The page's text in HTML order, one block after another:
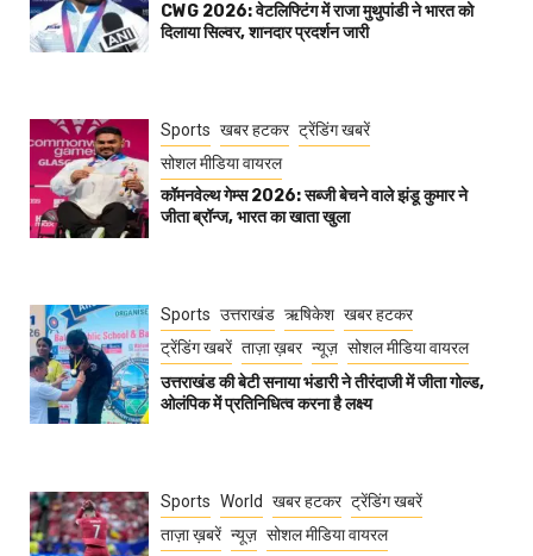
CWG 2026: वेटलिफ्टिंग में राजा मुथुपांडी ने भारत को
दिलाया सिल्वर, शानदार प्रदर्शन जारी
Sports खबर हटकर ट्रेंडिंग खबरें
सोशल मीडिया वायरल
कॉमनवेल्थ गेम्स 2026: सब्जी बेचने वाले झंडू कुमार ने
जीता ब्रॉन्ज, भारत का खाता खुला
Sports उत्तराखंड ऋषिकेश खबर हटकर
ट्रेंडिंग खबरें ताज़ा ख़बर न्यूज़ सोशल मीडिया वायरल
उत्तराखंड की बेटी सनाया भंडारी ने तीरंदाजी में जीता गोल्ड,
ओलंपिक में प्रतिनिधित्व करना है लक्ष्य
Sports World खबर हटकर ट्रेंडिंग खबरें
ताज़ा ख़बरें न्यूज़ सोशल मीडिया वायरल